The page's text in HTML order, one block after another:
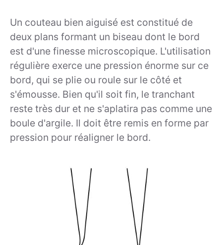
Un couteau bien aiguisé est constitué de
deux plans formant un biseau dont le bord
est d'une finesse microscopique. L'utilisation
régulière exerce une pression énorme sur ce
bord, qui se plie ou roule sur le côté et
s'émousse. Bien qu'il soit fin, le tranchant
reste très dur et ne s'aplatira pas comme une
boule d'argile. Il doit être remis en forme par
pression pour réaligner le bord.